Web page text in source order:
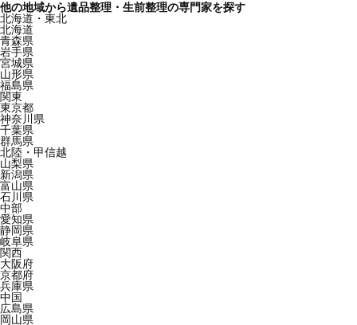
他の地域から遺品整理・生前整理の専門家を探す
北海道・東北
北海道
青森県
岩手県
宮城県
山形県
福島県
関東
東京都
神奈川県
千葉県
群馬県
北陸・甲信越
山梨県
新潟県
富山県
石川県
中部
愛知県
静岡県
岐阜県
関西
大阪府
京都府
兵庫県
中国
広島県
岡山県